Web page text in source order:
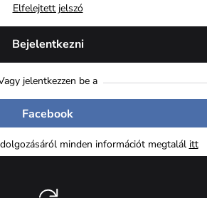
Elfelejtett jelszó
Bejelentkezni
jelentkezzen be a
Facebook
minden információt megtalál itt